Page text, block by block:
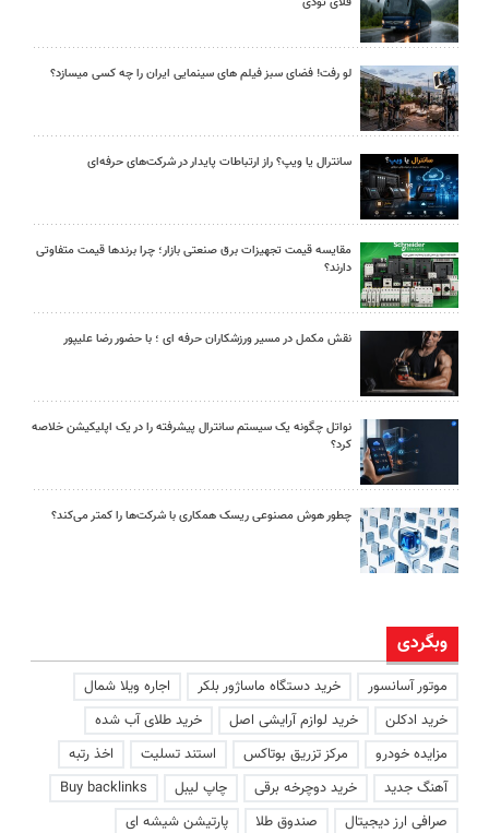
لو رفت! فضای سبز فیلم های سینمایی ایران را چه کسی میسازد؟
سانترال یا ویپ؟ راز ارتباطات پایدار در شرکت‌های حرفه‌ای
مقایسه قیمت تجهیزات برق صنعتی بازار؛ چرا برندها قیمت متفاوتی
دارند؟
نقش مکمل در مسیر ورزشکاران حرفه ای ؛ با حضور رضا علیپور
نواتل چگونه یک سیستم سانترال پیشرفته را در یک اپلیکیشن خلاصه
کرد؟
چطور هوش مصنوعی ریسک همکاری با شرکت‌ها را کمتر می‌کند؟
وبگردی
موتور آسانسور خرید دستگاه ماساژور بلکر
اجاره ویلا شمال
خرید ادکلن
خرید لوازم آرایشی اصل
خرید طلای آب شده
مزایده خودرو
مرکز تزریق بوتاکس استند تسلیت
اخذ رتبه
آهنگ جدید
خرید دوچرخه برقی چاپ لیبل
Buy backlinks
صرافی ارز دیجیتال
صندوق طلا
پارتیشن شیشه ای